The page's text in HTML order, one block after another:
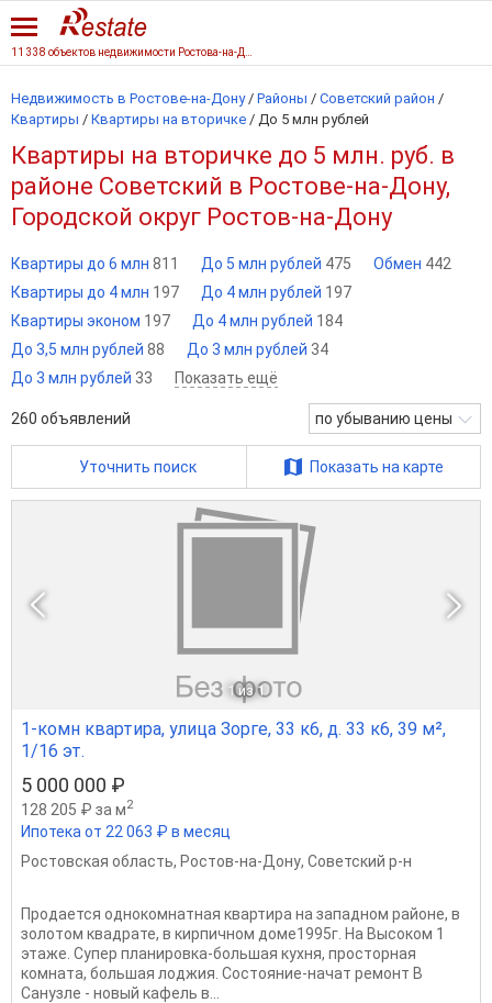
Недвижимость в Ростове-на-Дону / Районы / Советский район /
Квартиры / Квартиры на вторичке / До 5 млн рублей
Квартиры на вторичке до 5 млн. руб. в
районе Советский в Ростове-на-Дону,
Городской округ Ростов-на-Дону
Квартиры до 6 млн 811 До 5 млн рублей 475 Обмен 442
Квартиры до 4 млн 197 До 4 млн рублей 197
Квартиры эконом 197 До 4 млн рублей 184
До 3,5 млн рублей 88 До 3 млн рублей 34
До 3 млн рублей 33 Показать ещё
260 объявлений по убыванию цены
Уточнить поиск Показать на карте
1 из 1
1-комн квартира, улица Зорге, 33 к6, д. 33 к6, 39 м²,
1/16 эт.
5 000 000 ₽
128 205 ₽ за м2
Ипотека от 22 063 ₽ в месяц
Ростовская область, Ростов-на-Дону, Советский р-н
Продается однокомнатная квартира на западном районе, в
золотом квадрате, в кирпичном доме1995г. На Высоком 1
этаже. Супер планировка-большая кухня, просторная
комната, большая лоджия. Состояние-начат ремонт В
Санузле - новый кафель в...